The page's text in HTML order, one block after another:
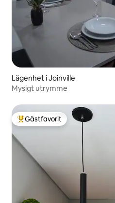
Lägenhet i Joinville
Mysigt utrymme
Populär gästfavorit
Gästfavorit